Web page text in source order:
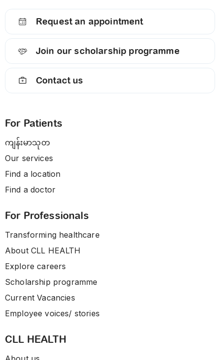
Request an appointment
Join our scholarship programme
Contact us
For Patients
ကျန်းမာသုတ
Our services
Find a location
Find a doctor
For Professionals
Transforming healthcare
About CLL HEALTH
Explore careers
Scholarship programme
Current Vacancies
Employee voices/ stories
CLL HEALTH